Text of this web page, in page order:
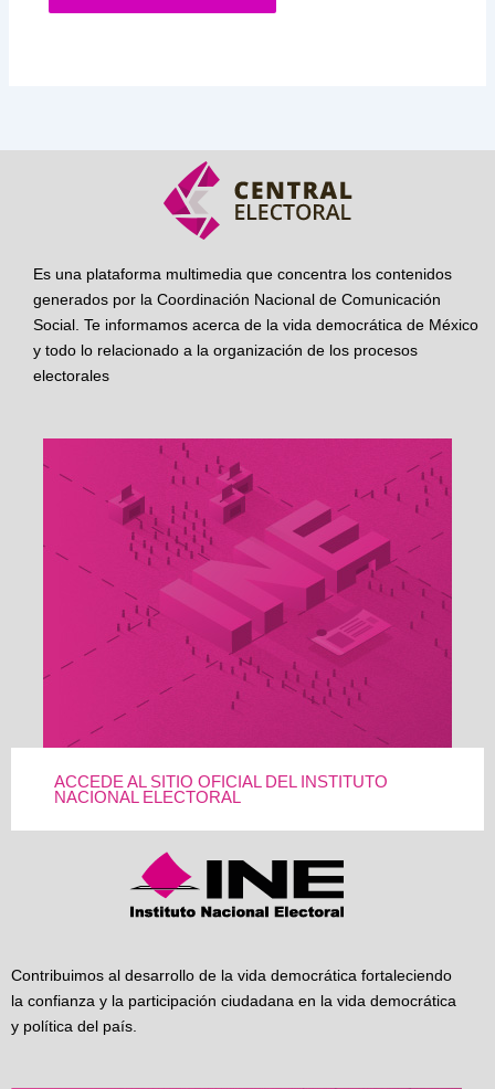
Es una plataforma multimedia que concentra los contenidos
generados por la Coordinación Nacional de Comunicación
Social. Te informamos acerca de la vida democrática de México
y todo lo relacionado a la organización de los procesos
electorales
ACCEDE AL SITIO OFICIAL DEL INSTITUTO
NACIONAL ELECTORAL
Contribuimos al desarrollo de la vida democrática fortaleciendo
la confianza y la participación ciudadana en la vida democrática
y política del país.